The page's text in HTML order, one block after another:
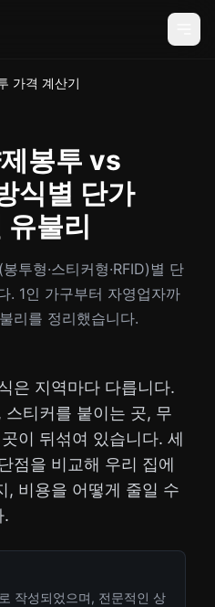
가격 계산기
봉투 vs
식별 단가
유불리
투형·스티커형·RFID)별 단
. 1인 가구부터 자영업자까
리를 정리했습니다.
은 지역마다 다릅니다.
티커를 붙이는 곳, 무
이 뒤섞여 있습니다. 세
점을 비교해 우리 집에
, 비용을 어떻게 줄일 수
.
작성되었으며, 전문적인 상